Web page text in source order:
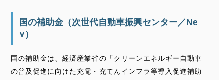
国の補助金（次世代自動車振興センター／Ne
V）
国の補助金は、経済産業省の「クリーンエネルギー自動車
の普及促進に向けた充電・充てんインフラ等導入促進補助